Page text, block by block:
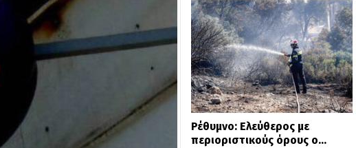
Ρέθυμνο: Ελεύθερος με
περιοριστικούς όρους ο…